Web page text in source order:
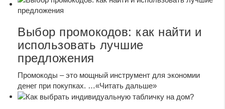
Выбор промокодов: как найти и
использовать лучшие
предложения
Промокоды – это мощный инструмент для экономии
денег при покупках. …«Читать дальше»